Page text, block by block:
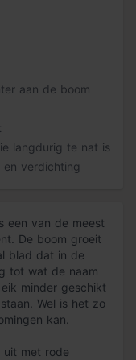
aan de boom
langdurig te nat is
verdichting
een van de meest
De boom groeit
blad dat in de
tot wat de naam
minder geschikt
Wel is het zo
kan.
uit met rode